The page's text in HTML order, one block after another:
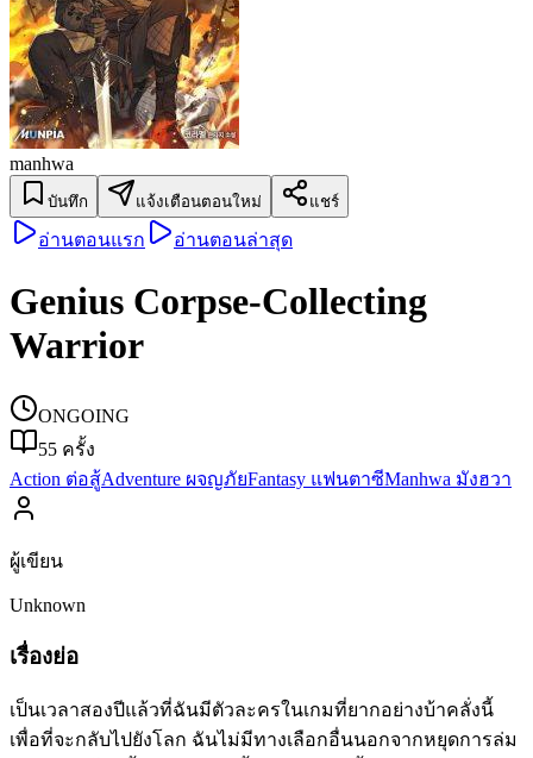
manhwa
บันทึก แจ้งเตือนตอนใหม่ แชร์
อ่านตอนแรก อ่านตอนล่าสุด
Genius Corpse-Collecting
Warrior
ONGOING
55 ครั้ง
Action ต่อสู้Adventure ผจญภัยFantasy แฟนตาซีManhwa มังฮวา
ผู้เขียน
Unknown
เรื่องย่อ
เป็นเวลาสองปีแล้วที่ฉันมีตัวละครในเกมที่ยากอย่างบ้าคลั่งนี้
เพื่อที่จะกลับไปยังโลก ฉันไม่มีทางเลือกอื่นนอกจากหยุดการล่ม